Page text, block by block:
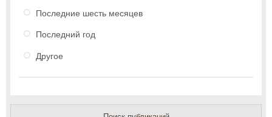
Последние шесть месяцев
Последний год
Другое